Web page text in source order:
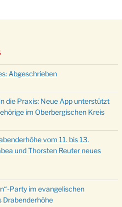
Abgeschrieben
die Praxis: Neue App unterstützt
im Oberbergischen Kreis
vom 11. bis 13.
und Thorsten Reuter neues
Party im evangelischen
Drabenderhöhe